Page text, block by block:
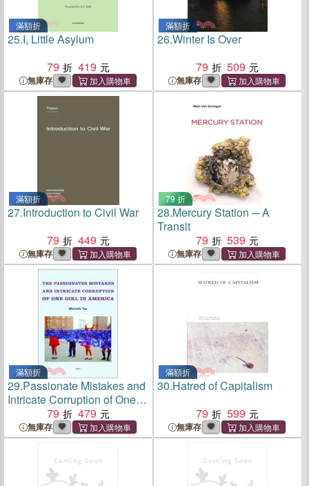
滿額折
25.I, Little Asylum
79
419
無庫存
滿額折
26.Winter Is Over
79
509
無庫存
滿額折
27.Introduction to Civil War
79
449
無庫存
79 折
28.Mercury Station ─ A
Transit
79
539
無庫存
滿額折
29.Passionate Mistakes and
Intricate Corruption of One
Girl in America, new edition
79 479
無庫存
滿額折
30.Hatred of Capitalism
79
599
無庫存